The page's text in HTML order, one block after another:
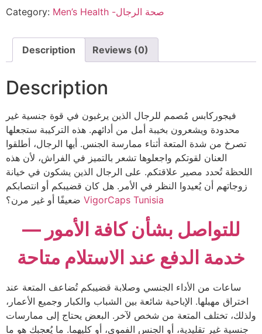
Category: Men’s Health -صحة الرجال
Description Reviews (0)
Description
فيجوركابس مُصمم للرجال الذين يرغبون في قوة جنسية غير
محدودة ويشعرون بخيبة أمل من أدائهم. هذه التركيبة ستجعلها
تصرخ من شدة المتعة أثناء ممارسة الجنس. أيها الرجال، أطلقوا
العنان لقوتكم واجعلوها تشعر بالتميز في الفراش، لأن هذه
اللحظة تُحدد مصير علاقتكم. على الرجال الذين يشكون في خيانة
زوجاتهم أن يُعيدوا النظر في الأمر. هل كان قضيبكم أو انتصابكم
VigorCaps Tunisia
للتواصل بشأن كافة الأمور —
خدمة الدفع عند الاستلام متاحة
ساعات من الأداء الجنسي وصلابة قضيبكم تُضاعف المتعة عند
اختراق مهبلها. الإباحية شائعة بين الشباب والكبار وجميع الأعمار،
ولذلك، تختلف المتعة من شخص لآخر. البعض يحتاج إلى ممارسات
جنسية غير تقليدية، أو الجنس الفموي، أو كليهما. ما يُعجبك هو ما